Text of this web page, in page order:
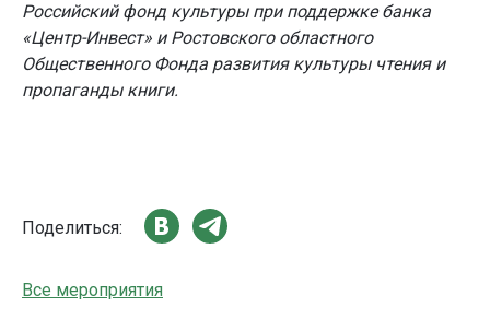
Российский фонд культуры при поддержке банка
«Центр-Инвест» и Ростовского областного
Общественного Фонда развития культуры чтения и
пропаганды книги.
Поделиться:
Все мероприятия